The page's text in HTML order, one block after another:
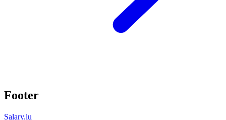
Footer
Salary.lu